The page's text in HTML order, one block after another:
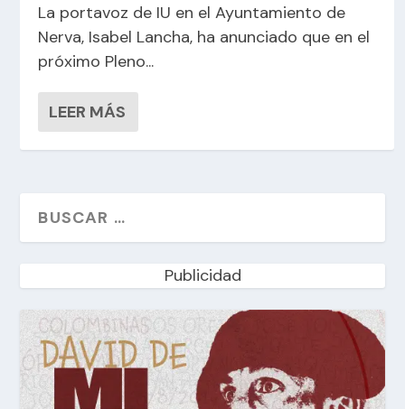
La portavoz de IU en el Ayuntamiento de
Nerva, Isabel Lancha, ha anunciado que en el
próximo Pleno...
LEER MÁS
Publicidad